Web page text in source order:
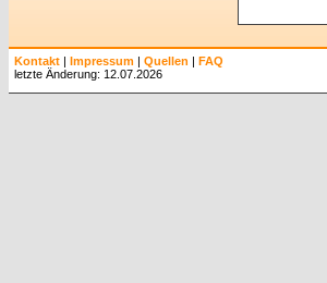
Kontakt | Impressum | Quellen | FAQ
letzte Änderung: 12.07.2026